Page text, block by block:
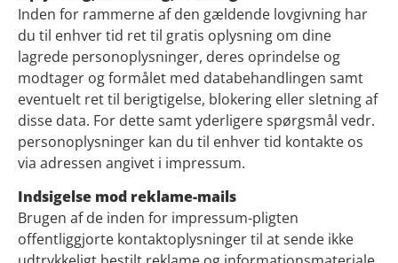
Inden for rammerne af den gældende lovgivning har
du til enhver tid ret til gratis oplysning om dine
lagrede personoplysninger, deres oprindelse og
modtager og formålet med databehandlingen samt
eventuelt ret til berigtigelse, blokering eller sletning af
disse data. For dette samt yderligere spørgsmål vedr.
personoplysninger kan du til enhver tid kontakte os
via adressen angivet i impressum.
Indsigelse mod reklame-mails
Brugen af de inden for impressum-pligten
offentliggjorte kontaktoplysninger til at sende ikke